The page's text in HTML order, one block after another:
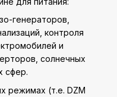
генераторов,
контроля
и
солнечных
сфер.
режимах (т.е. DZM